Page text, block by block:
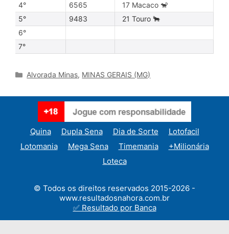
4°
6565
17 Macaco 🐒
5°
9483
21 Touro 🐂
6°
7°
Categories
Alvorada Minas, MINAS GERAIS (MG)
Quina Dupla Sena Dia de Sorte
Lotofacil
Lotomania
Mega Sena Timemania
+Milionária
Loteca
© Todos os direitos reservados 2015-2026 -
www.resultadosnahora.com.br
✅ Resultado por Banca